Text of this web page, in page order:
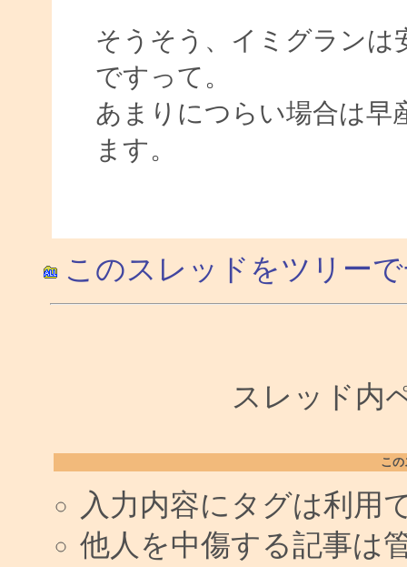
そうそう、イミグランは
ですって。
あまりにつらい場合は早
ます。
このスレッドをツリー
スレッド内
こ
入力内容にタグは利用
他人を中傷する記事は